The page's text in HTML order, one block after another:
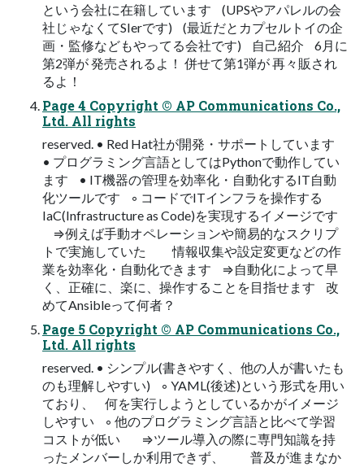
という会社に在籍しています (UPSやアパレルの会
社じゃなくてSIerです) (最近だとカプセルトイの企
画・監修などもやってる会社です) 自己紹介 6月に
第2弾が 発売されるよ！ 併せて第1弾が 再々販され
るよ！
Page 4 Copyright © AP Communications Co.,
Ltd. All rights
reserved. • Red Hat社が開発・サポートしています
• プログラミング言語としてはPythonで動作してい
ます • IT機器の管理を効率化・自動化するIT自動
化ツールです ◦ コードでITインフラを操作する
IaC(Infrastructure as Code)を実現するイメージです
⇒例えば手動オペレーションや簡易的なスクリプ
トで実施していた 情報収集や設定変更などの作
業を効率化・自動化できます ⇒自動化によって早
く、正確に、楽に、操作することを目指せます 改
めてAnsibleって何者？
Page 5 Copyright © AP Communications Co.,
Ltd. All rights
reserved. • シンプル(書きやすく、他の人が書いたも
のも理解しやすい) ◦ YAML(後述)という形式を用い
ており、 何を実行しようとしているかがイメージ
しやすい ◦ 他のプログラミング言語と比べて学習
コストが低い ⇒ツール導入の際に専門知識を持
ったメンバーしか利用できず、 普及が進まなか